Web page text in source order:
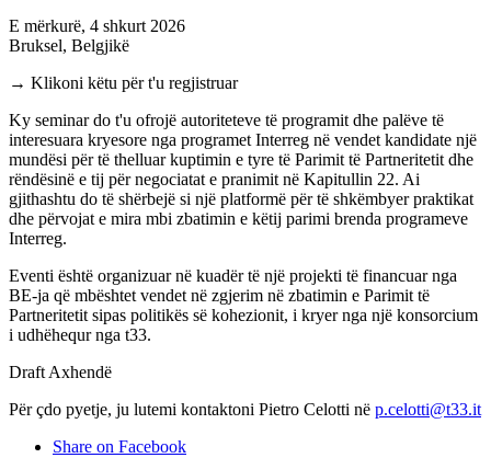
E mërkurë, 4 shkurt 2026
Bruksel, Belgjikë
→ Klikoni këtu për t'u regjistruar
Ky seminar do t'u ofrojë autoriteteve të programit dhe palëve të
interesuara kryesore nga programet Interreg në vendet kandidate një
mundësi për të thelluar kuptimin e tyre të Parimit të Partneritetit dhe
rëndësinë e tij për negociatat e pranimit në Kapitullin 22. Ai
gjithashtu do të shërbejë si një platformë për të shkëmbyer praktikat
dhe përvojat e mira mbi zbatimin e këtij parimi brenda programeve
Interreg.
Eventi është organizuar në kuadër të një projekti të financuar nga
BE-ja që mbështet vendet në zgjerim në zbatimin e Parimit të
Partneritetit sipas politikës së kohezionit, i kryer nga një konsorcium
i udhëhequr nga t33.
Draft Axhendë
Për çdo pyetje, ju lutemi kontaktoni Pietro Celotti në p.celotti@t33.it
Share on Facebook